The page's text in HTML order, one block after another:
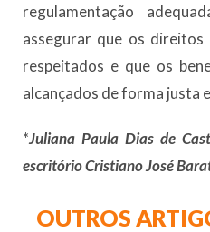
regulamentação
assegurar que os
respeitados e que os
alcançados de forma justa
*Juliana Paula Dias de
escritório Cristiano José
OUTROS